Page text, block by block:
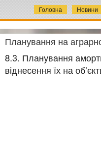
Головна Новини
Планування на
8.3. Планування
віднесення їх на